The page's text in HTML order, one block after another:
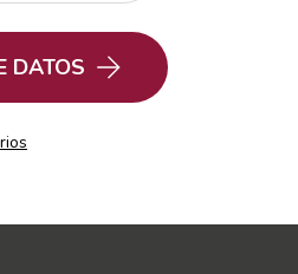
DATOS